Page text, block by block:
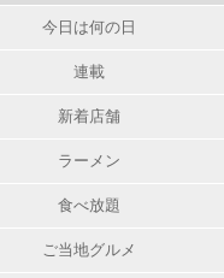
今日は何の日
連載
新着店舗
ラーメン
食べ放題
ご当地グルメ